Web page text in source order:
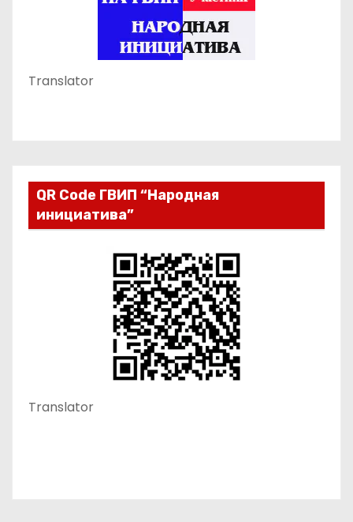
Translator
QR Code ГВИП “Народная
инициатива”
Translator